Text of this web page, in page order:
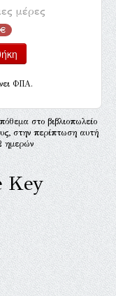
μέρες
ΦΠΑ.
στο βιβλιοπωλείο
στην περίπτωση αυτή
ημερών
Key